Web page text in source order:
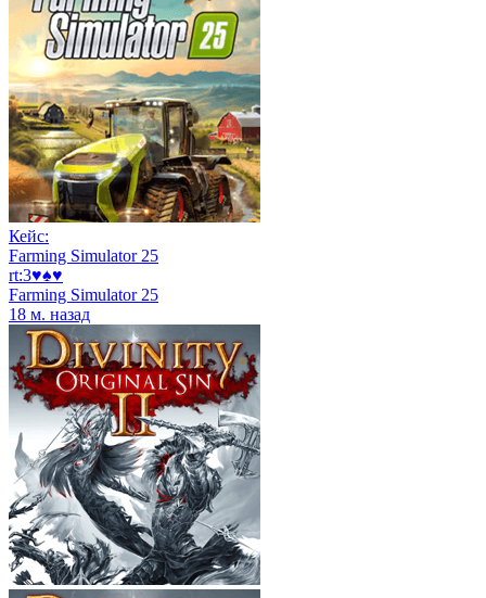
Кейс:
Farming Simulator 25
rt:3♥♠♥
Farming Simulator 25
18 м. назад